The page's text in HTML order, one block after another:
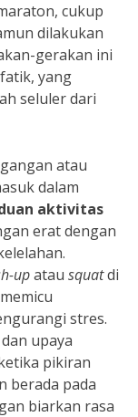
cukup
dilakukan
gerakan ini
yang
seluler dari
atau
dalam
aktivitas
erat dengan
upatau squatdi
stres.
upaya
pikiran
berada pada
biarkan rasa